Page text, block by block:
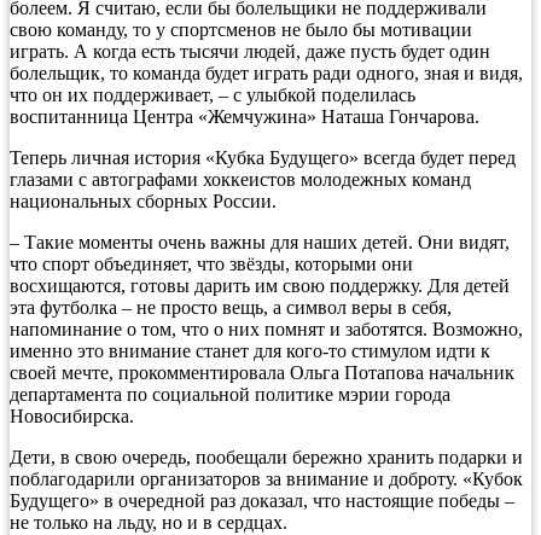
болеем. Я считаю, если бы болельщики не поддерживали
свою команду, то у спортсменов не было бы мотивации
играть. А когда есть тысячи людей, даже пусть будет один
болельщик, то команда будет играть ради одного, зная и видя,
что он их поддерживает, – с улыбкой поделилась
воспитанница Центра «Жемчужина» Наташа Гончарова.
Теперь личная история «Кубка Будущего» всегда будет перед
глазами с автографами хоккеистов молодежных команд
национальных сборных России.
– Такие моменты очень важны для наших детей. Они видят,
что спорт объединяет, что звёзды, которыми они
восхищаются, готовы дарить им свою поддержку. Для детей
эта футболка – не просто вещь, а символ веры в себя,
напоминание о том, что о них помнят и заботятся. Возможно,
именно это внимание станет для кого-то стимулом идти к
своей мечте, прокомментировала Ольга Потапова начальник
департамента по социальной политике мэрии города
Новосибирска.
Дети, в свою очередь, пообещали бережно хранить подарки и
поблагодарили организаторов за внимание и доброту. «Кубок
Будущего» в очередной раз доказал, что настоящие победы –
не только на льду, но и в сердцах.